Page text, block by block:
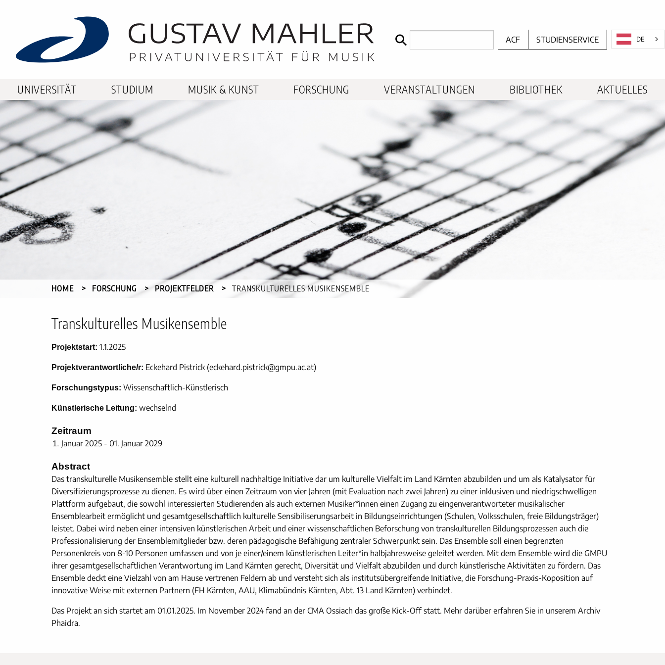
ACF STUDIENSERVICE DE
UNIVERSITÄT STUDIUM MUSIK & KUNST FORSCHUNG VERANSTALTUNGEN BIBLIOTHEK AKTUELLES
HOME FORSCHUNG PROJEKTFELDER CURRENT:
TRANSKULTURELLES MUSIKENSEMBLE
Transkulturelles Musikensemble
Projektstart: 1.1.2025
Projektverantwortliche/r: Eckehard Pistrick (eckehard.pistrick@gmpu.ac.at)
Forschungstypus: Wissenschaftlich-Künstlerisch
Künstlerische Leitung: wechselnd
Zeitraum
Januar 2025 - 01. Januar 2029
Abstract
Das transkulturelle Musikensemble stellt eine kulturell nachhaltige Initiative dar um kulturelle Vielfalt im Land Kärnten abzubilden und um als Katalysator für
Diversifizierungsprozesse zu dienen. Es wird über einen Zeitraum von vier Jahren (mit Evaluation nach zwei Jahren) zu einer inklusiven und niedrigschwelligen
Plattform aufgebaut, die sowohl interessierten Studierenden als auch externen Musiker*innen einen Zugang zu eingenverantworteter musikalischer
Ensemblearbeit ermöglicht und gesamtgesellschaftlich kulturelle Sensibiliserungsarbeit in Bildungseinrichtungen (Schulen, Volksschulen, freie Bildungsträger)
leistet. Dabei wird neben einer intensiven künstlerischen Arbeit und einer wissenschaftlichen Beforschung von transkulturellen Bildungsprozessen auch die
Professionalisierung der Ensemblemitglieder bzw. deren pädagogische Befähigung zentraler Schwerpunkt sein. Das Ensemble soll einen begrenzten
Personenkreis von 8-10 Personen umfassen und von je einer/einem künstlerischen Leiter*in halbjahresweise geleitet werden. Mit dem Ensemble wird die GMPU
ihrer gesamtgesellschaftlichen Verantwortung im Land Kärnten gerecht, Diversität und Vielfalt abzubilden und durch künstlerische Aktivitäten zu fördern. Das
Ensemble deckt eine Vielzahl von am Hause vertrenen Feldern ab und versteht sich als institutsübergreifende Initiative, die Forschung-Praxis-Koposition auf
innovative Weise mit externen Partnern (FH Kärnten, AAU, Klimabündnis Kärnten, Abt. 13 Land Kärnten) verbindet.
Das Projekt an sich startet am 01.01.2025. Im November 2024 fand an der CMA Ossiach das große Kick-Off statt. Mehr darüber erfahren Sie in unserem Archiv
Phaidra.